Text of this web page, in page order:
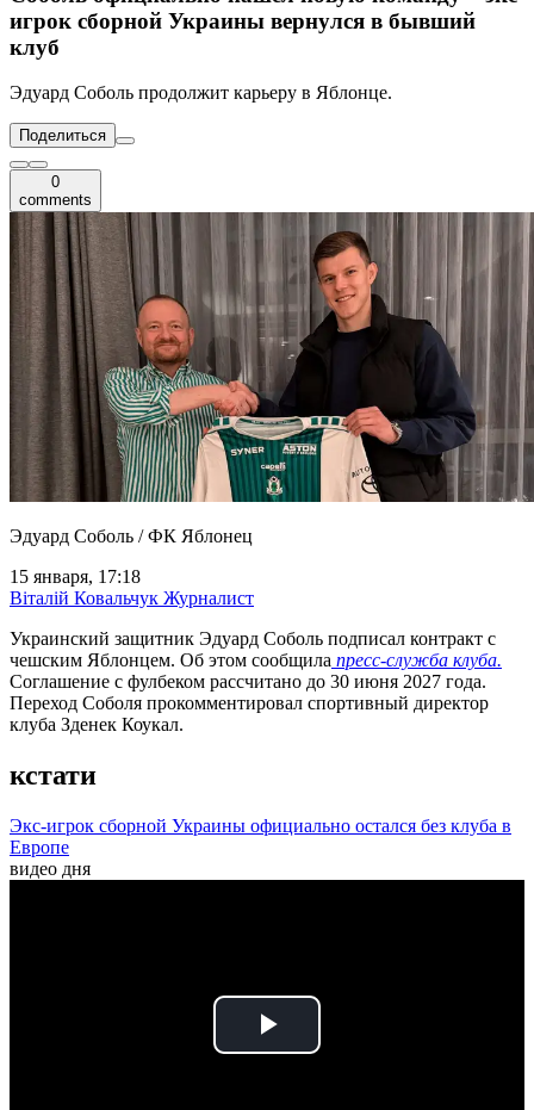
игрок сборной Украины вернулся в бывший
клуб
Эдуард Соболь продолжит карьеру в Яблонце.
Поделиться
0
comments
Эдуард Соболь / ФК Яблонец
15 января, 17:18
Віталій Ковальчук Журналист
Украинский защитник Эдуард Соболь подписал контракт с
чешским Яблонцем. Об этом сообщила пресс-служба клуба.
Соглашение с фулбеком рассчитано до 30 июня 2027 года.
Переход Соболя прокомментировал спортивный директор
клуба Зденек Коукал.
кстати
Экс-игрок сборной Украины официально остался без клуба в
Европе
видео дня
Play